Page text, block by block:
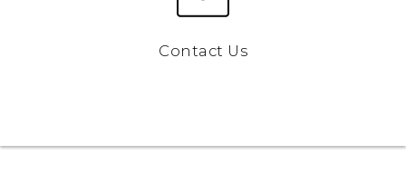
Contact Us